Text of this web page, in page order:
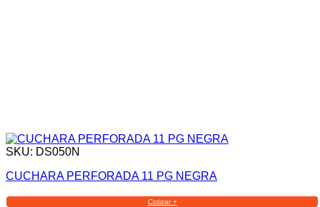
SKU: DS050N
CUCHARA PERFORADA 11 PG NEGRA
Cotizar +